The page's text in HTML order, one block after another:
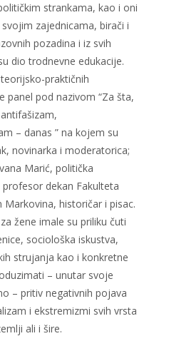
strankama, kao i oni
zajednicama, birači i
pozadina i iz svih
dio trodnevne edukacije.
praktičnih
panel pod nazivom “Za šta,
– danas ” na kojem su
novinarka i moderatorica;
Marić, politička
dekan Fakulteta
historičar i pisac.
žene imale su priliku čuti
sociološka iskustva,
strujanja kao i konkretne
– unutar svoje
– pritiv negativnih pojava
i ekstremizmi svih vrsta
ali i šire.